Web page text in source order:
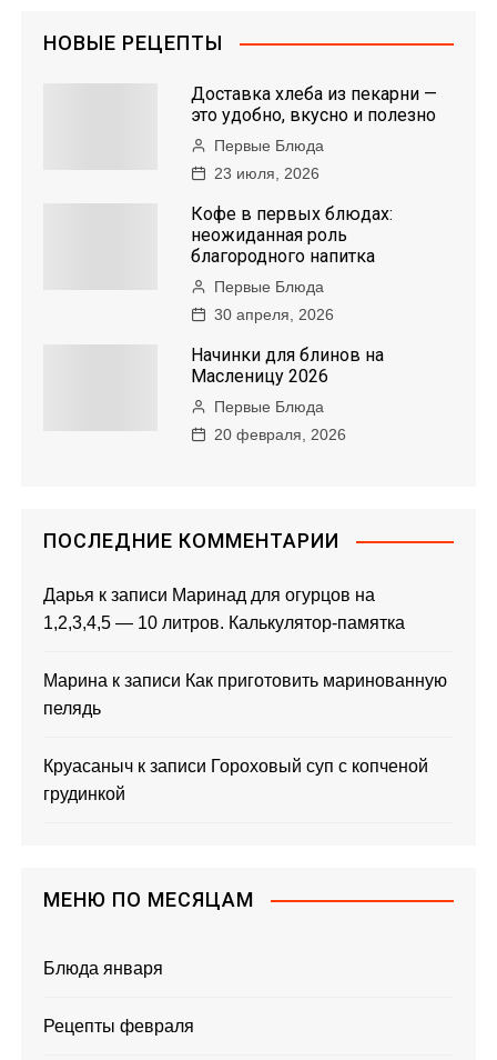
НОВЫЕ РЕЦЕПТЫ
Доставка хлеба из пекарни —
это удобно, вкусно и полезно
Первые Блюда
23 июля, 2026
Кофе в первых блюдах:
неожиданная роль
благородного напитка
Первые Блюда
30 апреля, 2026
Начинки для блинов на
Масленицу 2026
Первые Блюда
20 февраля, 2026
ПОСЛЕДНИЕ КОММЕНТАРИИ
Дарья к записи Маринад для огурцов на
1,2,3,4,5 — 10 литров. Калькулятор-памятка
Марина к записи Как приготовить маринованную
пелядь
Круасаныч к записи Гороховый суп с копченой
грудинкой
МЕНЮ ПО МЕСЯЦАМ
Блюда января
Рецепты февраля